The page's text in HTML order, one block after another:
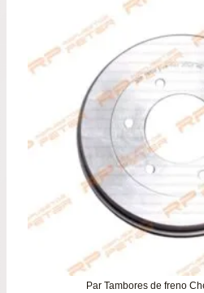
Par Tambores de freno